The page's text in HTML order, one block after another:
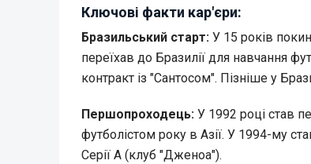
Ключові факти кар'єри:
Бразильський старт: У 15 років
переїхав до Бразилії для навчання
контракт із "Сантосом". Пізніше у
Першопроходець: У 1992 році став
футболістом року в Азії. У 1994-му
Серії А (клуб "Дженоа").